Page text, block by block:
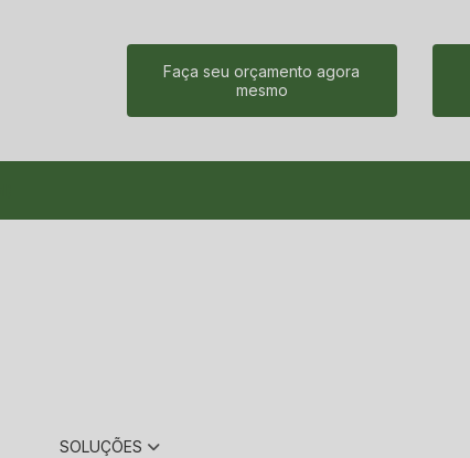
Faça seu orçamento agora
mesmo
SOLUÇÕES